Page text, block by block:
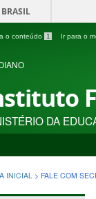
BRASIL
o conteúdo 1 Ir para o
DA
INICIAL > FALE COM